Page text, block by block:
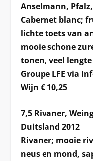
Anselmann,
Cabernet blanc;
lichte toets van
mooie schone
tonen, veel lengte
Groupe LFE via
Wijn € 10,25
7,5 Rivaner,
Duitsland 2012
Rivaner; mooie
neus en mond,